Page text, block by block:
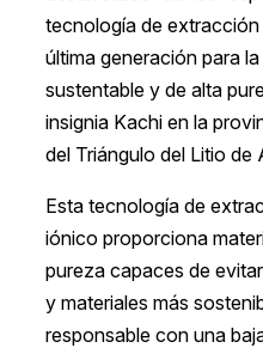
tecnología de
última generación para
sustentable y de alta
insignia Kachi en la
del Triángulo del Litio de
Esta tecnología de
iónico proporciona
pureza capaces de
y materiales más
responsable con una